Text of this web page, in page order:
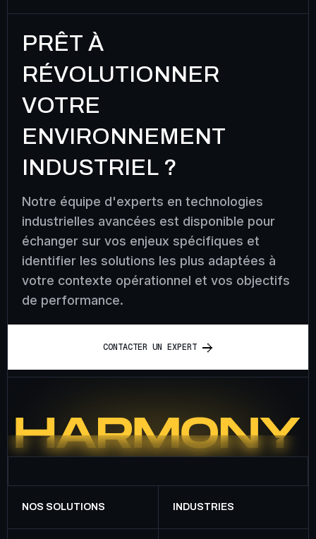
PRÊT À
RÉVOLUTIONNER
VOTRE
ENVIRONNEMENT
INDUSTRIEL ?
Notre équipe d'experts en technologies
industrielles avancées est disponible pour
échanger sur vos enjeux spécifiques et
identifier les solutions les plus adaptées à
votre contexte opérationnel et vos objectifs
de performance.
CONTACTER UN EXPERT
NOS SOLUTIONS INDUSTRIES